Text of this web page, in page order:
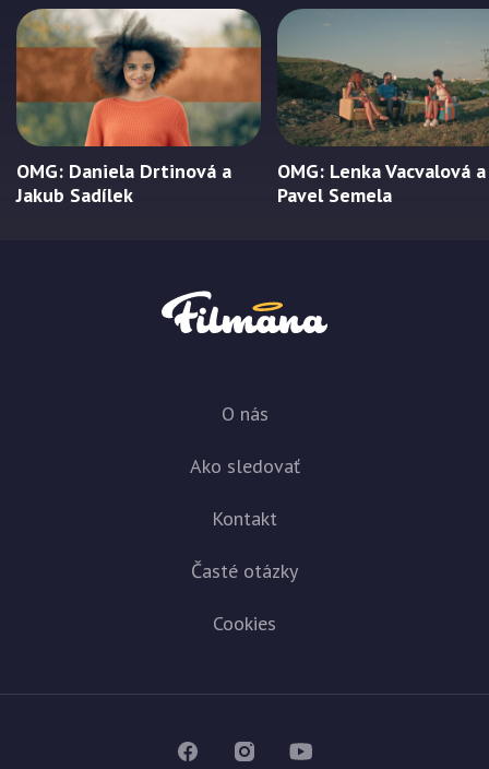
OMG: Daniela Drtinová a
Jakub Sadílek
OMG: Lenka Vacvalová a
Pavel Semela
O nás
Ako sledovať
Kontakt
Časté otázky
Cookies